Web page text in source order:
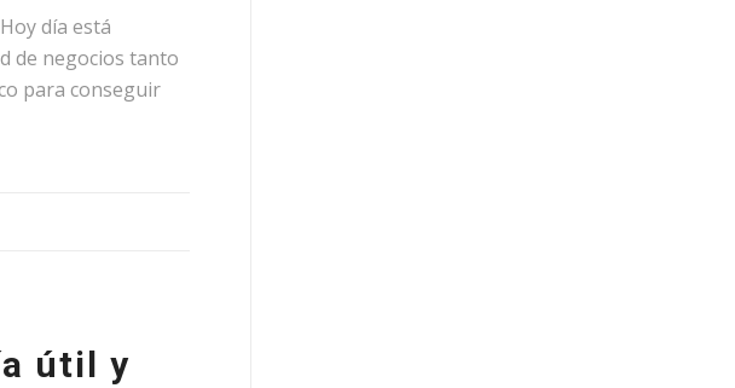
día está
de negocios tanto
para conseguir
útil y